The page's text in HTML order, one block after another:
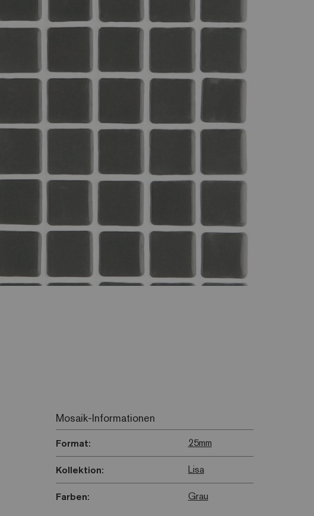
Mosaik-Informationen
Format: 25mm
Kollektion: Lisa
Farben: Grau